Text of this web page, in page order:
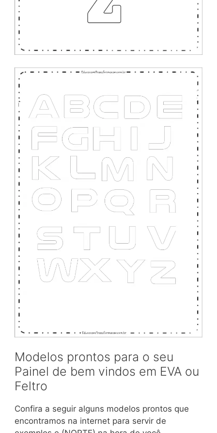
Modelos prontos para o seu
Painel de bem vindos em EVA ou
Feltro
Confira a seguir alguns modelos prontos que
encontramos na internet para servir de